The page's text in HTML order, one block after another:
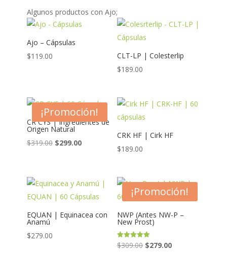
Algunos productos con Ajo;
Ajo – Cápsulas
$119.00
CLT-LP | Colesterlip
$189.00
¡Promoción!
CR CYS | Ingredientes de
Origen Natural
$319.00 Original
$319.00.
$299.00Current
$299.00.
CRK HF | Cirk HF
$189.00
EQUAN | Equinacea con
Anamú
$279.00
¡Promoción!
NWP (Antes NW-P –
New Prost)
Valorado en
5.00
$309.00 Original
$279.00Current